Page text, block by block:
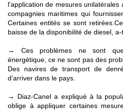
l'application de mesures
compagnies maritimes qui
Certaines entités se sont
baisse de la disponibilité de diesel, a-
→ Ces problèmes ne sont
énergétique, ce ne sont pas des
Des navires de transport de
d’arriver dans le pays.
→ Diaz-Canel a expliqué à la
oblige à appliquer certaines